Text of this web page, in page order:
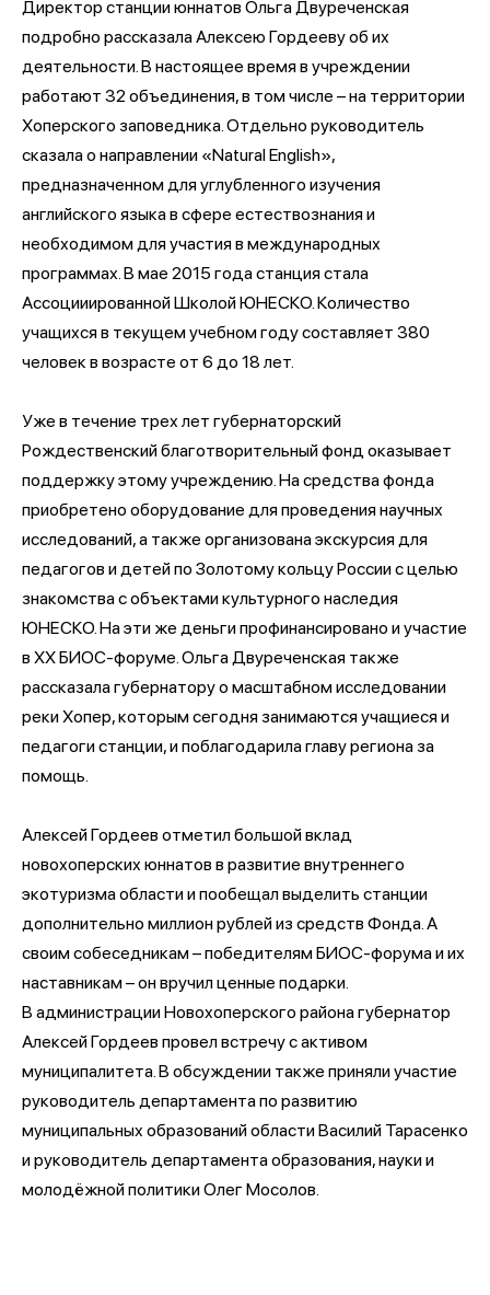
Директор станции юннатов Ольга Двуреченская
подробно рассказала Алексею Гордееву об их
деятельности. В настоящее время в учреждении
работают 32 объединения, в том числе – на территории
Хоперского заповедника. Отдельно руководитель
сказала о направлении «Natural English»,
предназначенном для углубленного изучения
английского языка в сфере естествознания и
необходимом для участия в международных
программах. В мае 2015 года станция стала
Ассоцииированной Школой ЮНЕСКО. Количество
учащихся в текущем учебном году составляет 380
человек в возрасте от 6 до 18 лет.
Уже в течение трех лет губернаторский
Рождественский благотворительный фонд оказывает
поддержку этому учреждению. На средства фонда
приобретено оборудование для проведения научных
исследований, а также организована экскурсия для
педагогов и детей по Золотому кольцу России с целью
знакомства с объектами культурного наследия
ЮНЕСКО. На эти же деньги профинансировано и участие
в XX БИОС-форуме. Ольга Двуреченская также
рассказала губернатору о масштабном исследовании
реки Хопер, которым сегодня занимаются учащиеся и
педагоги станции, и поблагодарила главу региона за
помощь.
Алексей Гордеев отметил большой вклад
новохоперских юннатов в развитие внутреннего
экотуризма области и пообещал выделить станции
дополнительно миллион рублей из средств Фонда. А
своим собеседникам – победителям БИОС-форума и их
наставникам – он вручил ценные подарки.
В администрации Новохоперского района губернатор
Алексей Гордеев провел встречу с активом
муниципалитета. В обсуждении также приняли участие
руководитель департамента по развитию
муниципальных образований области Василий Тарасенко
и руководитель департамента образования, науки и
молодёжной политики Олег Мосолов.